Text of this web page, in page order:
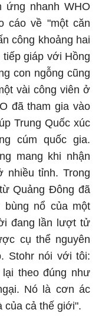
ứng nhanh WHO
cáo về "một căn
công khoảng hai
giáp với Hồng
con ngỗng cũng
vài công viên ở
đã tham gia vào
Trung Quốc xúc
cúm quốc gia.
mang khi nhận
nhiều tỉnh. Trong
Quảng Đông đã
nổ của một
đang lần lượt tử
cụ thể nguyên
Stohr nói với tôi:
theo đúng như
Nó là cơn ác
của cả thế giới".